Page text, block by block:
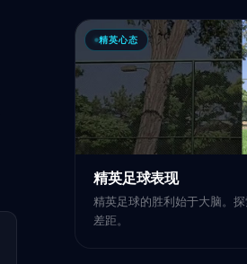
精英心态
精英足球表现
精英足球的胜利始于大脑。
差距。